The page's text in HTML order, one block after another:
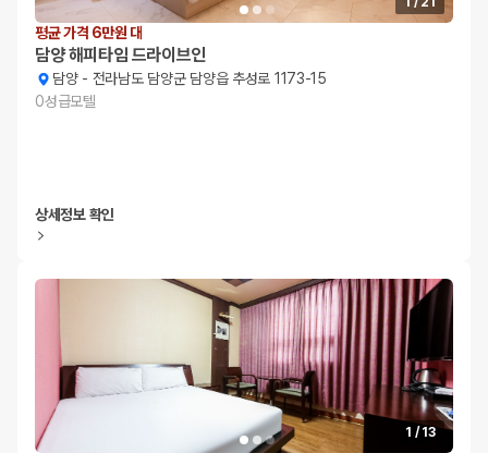
평균 가격 6만원 대
담양 해피타임 드라이브인
담양- 전라남도 담양군 담양읍 추성로 1173-15
0성급모텔
상세정보 확인
1 / 13